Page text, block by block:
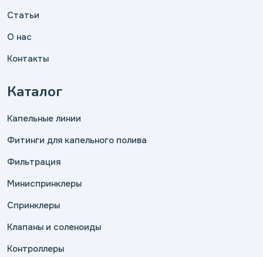
Статьи
О нас
Контакты
Каталог
Капельные линии
Фитинги для капельного полива
Фильтрация
Миниспринклеры
Спринклеры
Клапаны и соленоиды
Контроллеры